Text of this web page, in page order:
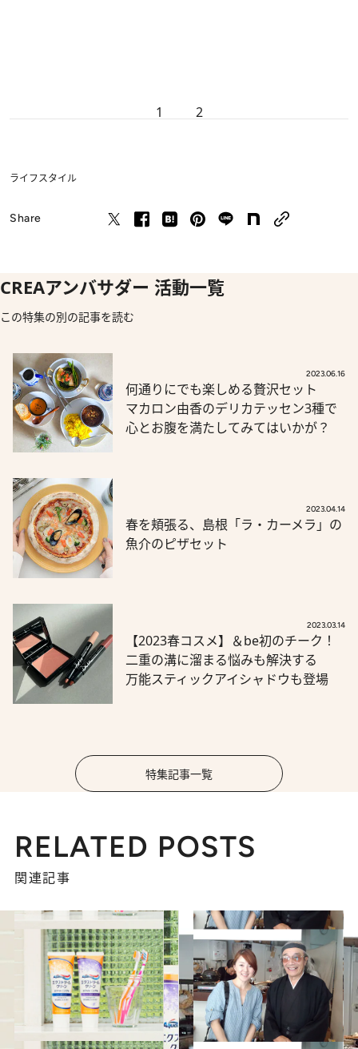
1 2
ライフスタイル
Share
CREAアンバサダー 活動一覧
この特集の別の記事を読む
2023.06.16
何通りにでも楽しめる贅沢セット
マカロン由香のデリカテッセン3種で
心とお腹を満たしてみてはいかが？
2023.04.14
春を頬張る、島根「ラ・カーメラ」の
魚介のピザセット
2023.03.14
【2023春コスメ】＆be初のチーク！
二重の溝に溜まる悩みも解決する
万能スティックアイシャドウも登場
特集記事一覧
RELATED POSTS
関連記事